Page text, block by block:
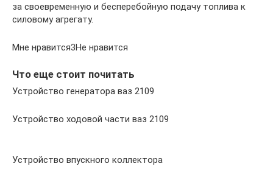
за своевременную и бесперебойную подачу топлива к
силовому агрегату.
Мне нравится3Не нравится
Что еще стоит почитать
Устройство генератора ваз 2109
Устройство ходовой части ваз 2109
Устройство впускного коллектора